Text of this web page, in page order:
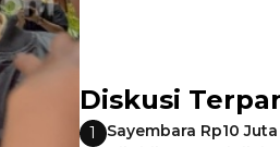
Diskusi
1
Sayembara Rp10